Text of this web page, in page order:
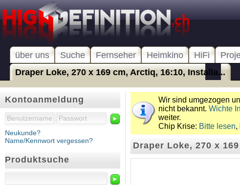
über uns Suche Fernseher Heimkino HiFi
Draper Loke, 270 x 169 cm, Arctiq, 16:10, Installa...
Kontoanmeldung
►
Neukunde?
Name/Kennwort vergessen?
Produktsuche
►
Wir sind umgezogen
nicht bekannt. Wichte
weiter.
Chip Krise: Bitte lesen,
Draper Loke, 270 x